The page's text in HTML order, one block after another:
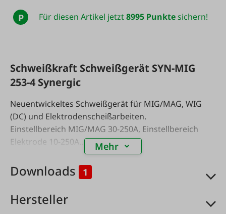
P Für diesen Artikel jetzt8995 Punktesichern!
Schweißkraft Schweißgerät SYN-MIG
253-4 Synergic
Neuentwickeltes Schweißgerät für MIG/MAG, WIG
(DC) und Elektrodenscheißarbeiten.
Einstellbereich MIG/MAG 30-250A, Einstellbereich
Elektrode 10-250A.
Dieser Schweißer ist für MIG/MAG oder WIG (DC)
Schutzgasschweißen aber auch für den Einsatzvon
Elektroden geeignet.
Optimales Schweißergebnis durch stufenlos
Mehr
Downloads 1
Hersteller